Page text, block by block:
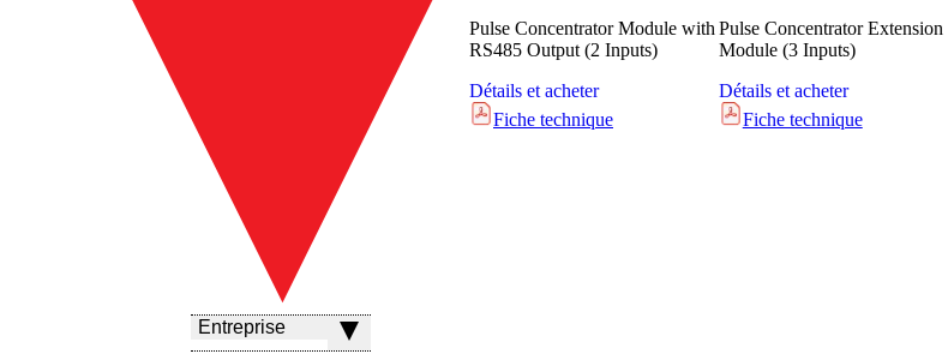
Entreprise
Pulse Concentrator Module with
RS485 Output (2 Inputs)
Détails et acheter
Fiche technique
Pulse Concentrator Extension
Module (3 Inputs)
Détails et acheter
Fiche technique